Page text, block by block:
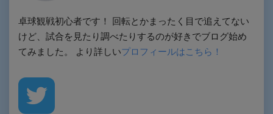
卓球観戦初心者です！ 回転とかまったく目で追えてない
けど、試合を見たり調べたりするのが好きでブログ始め
てみました。 より詳しいプロフィールはこちら！